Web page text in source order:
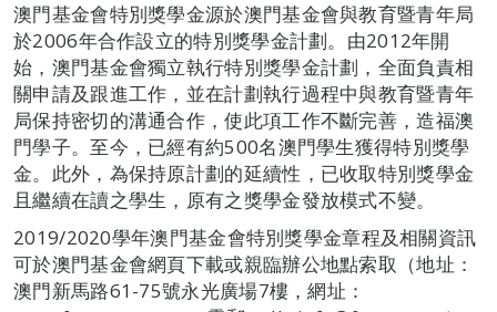
澳門基金會特別獎學金源於澳門基金會與教育暨青年局
於2006年合作設立的特別獎學金計劃。由2012年開
始，澳門基金會獨立執行特別獎學金計劃，全面負責相
關申請及跟進工作，並在計劃執行過程中與教育暨青年
局保持密切的溝通合作，使此項工作不斷完善，造福澳
門學子。至今，已經有約500名澳門學生獲得特別獎學
金。此外，為保持原計劃的延續性，已收取特別獎學金
且繼續在讀之學生，原有之獎學金發放模式不變。
2019/2020學年澳門基金會特別獎學金章程及相關資訊
可於澳門基金會網頁下載或親臨辦公地點索取（地址：
澳門新馬路61-75號永光廣場7樓，網址：